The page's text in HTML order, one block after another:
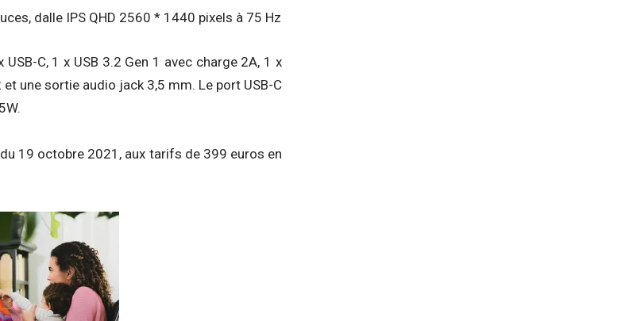
dalle IPS QHD 2560 * 1440 pixels à 75 Hz
C, 1 x USB 3.2 Gen 1 avec charge 2A, 1 x
et une sortie audio jack 3,5 mm. Le port USB-C
19 octobre 2021, aux tarifs de 399 euros en